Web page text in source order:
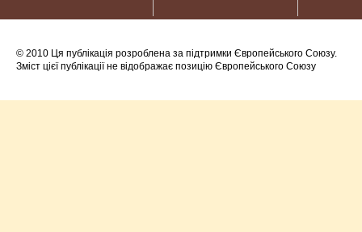
© 2010 Ця публікація розроблена за підтримки Європейського Союзу.
Зміст цієї публікації не відображає позицію Європейського Союзу